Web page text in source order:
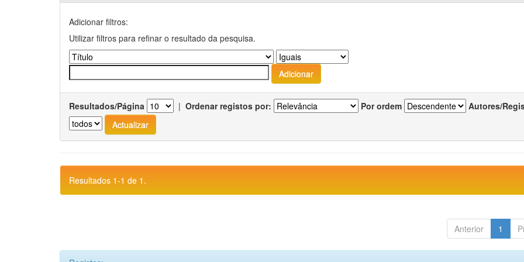
Adicionar filtros:
Utilizar filtros para refinar o resultado da pesquisa.
Resultados/Página | Ordenar registos por: Por ordem Autores/
Resultados 1-1 de 1.
Anterior 1